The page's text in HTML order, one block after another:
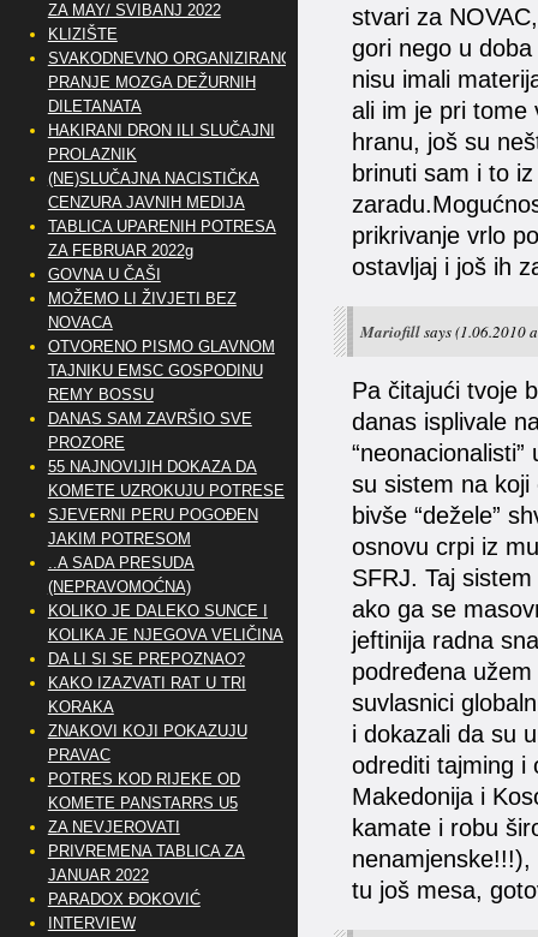
stvari za
gori nego u
nisu imali
ali im je pri tome
hranu, još su
brinuti sam i to
prikrivanje vrlo
ostavljaj i još ih
Mariofillsays(1.06.2010
Pa čitajući tvoje
danas isplivale
su sistem na koji
bivše “dežele”
osnovu crpi iz
SFRJ. Taj
ako ga se
jeftinija radna
podređena
suvlasnici
i dokazali da su
odrediti tajming i
Makedonija i
kamate i robu
tu još mesa,
ZA MAY/ SVIBANJ 2022
KLIZIŠTE
SVAKODNEVNO ORGANIZIRANO
PRANJE MOZGA DEŽURNIH
DILETANATA
HAKIRANI DRON ILI SLUČAJNI
PROLAZNIK
(NE)SLUČAJNA NACISTIČKA
CENZURA JAVNIH MEDIJA
TABLICA UPARENIH POTRESA
ZA FEBRUAR 2022g
GOVNA U ČAŠI
MOŽEMO LI ŽIVJETI BEZ
NOVACA
OTVORENO PISMO GLAVNOM
TAJNIKU EMSC GOSPODINU
REMY BOSSU
DANAS SAM ZAVRŠIO SVE
PROZORE
55 NAJNOVIJIH DOKAZA DA
KOMETE UZROKUJU POTRESE
SJEVERNI PERU POGOĐEN
JAKIM POTRESOM
..A SADA PRESUDA
(NEPRAVOMOĆNA)
KOLIKO JE DALEKO SUNCE I
KOLIKA JE NJEGOVA VELIČINA
DA LI SI SE PREPOZNAO?
KAKO IZAZVATI RAT U TRI
KORAKA
ZNAKOVI KOJI POKAZUJU
PRAVAC
POTRES KOD RIJEKE OD
KOMETE PANSTARRS U5
ZA NEVJEROVATI
PRIVREMENA TABLICA ZA
JANUAR 2022
PARADOX ĐOKOVIĆ
INTERVIEW